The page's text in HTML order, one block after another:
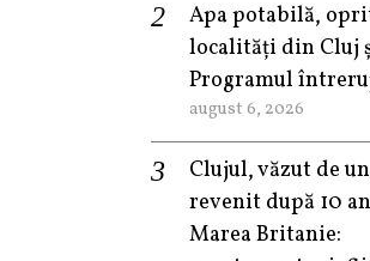
Apa potabilă,
localități din Cluj
Programul
august 6, 2026
Clujul, văzut de
revenit după 10
Marea Britanie: